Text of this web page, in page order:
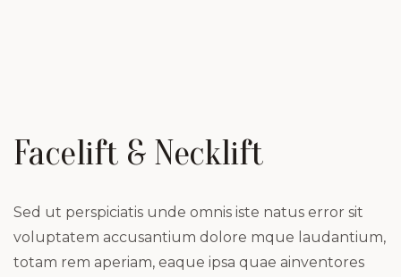
Facelift & Necklift
Sed ut perspiciatis unde omnis iste natus error sit
voluptatem accusantium dolore mque laudantium,
totam rem aperiam, eaque ipsa quae ainventores